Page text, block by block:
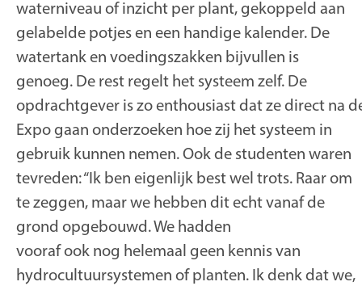
waterniveau of inzicht per plant, gekoppeld aan
gelabelde potjes en een handige kalender. De
watertank en voedingszakken bijvullen is
genoeg. De rest regelt het systeem zelf. De
opdrachtgever is zo enthousiast dat ze direct na
Expo gaan onderzoeken hoe zij het systeem in
gebruik kunnen nemen. Ook de studenten waren
tevreden: “Ik ben eigenlijk best wel trots. Raar om
te zeggen, maar we hebben dit echt vanaf de
grond opgebouwd. We hadden
vooraf ook nog helemaal geen kennis van
hydrocultuursystemen of planten. Ik denk dat we,